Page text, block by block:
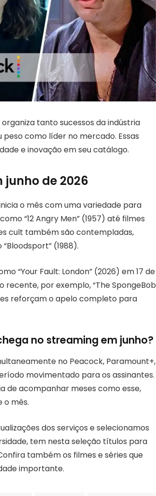
tanto sucessos da indústria
como líder no mercado. Essas
e inovação em seu catálogo.
junho de 2026
o mês com uma variedade para
“12 Angry Men” (1957) até filmes
cult também são contempladas,
(1988).
“Your Fault: London” (2026) em 17 de
recente, por exemplo, “The SpongeBob
reforçam o apelo completo para
no streaming em junho?
no Peacock, Paramount+,
movimentado para os assinantes.
de acompanhar meses como esse,
o mês.
dos serviços e selecionamos
tem nesta seleção títulos para
também os filmes e séries que
importante.